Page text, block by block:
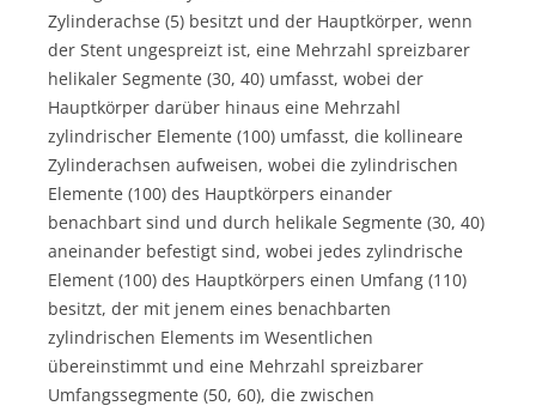
Zylinderachse (5) besitzt und der Hauptkörper, wenn
der Stent ungespreizt ist, eine Mehrzahl spreizbarer
helikaler Segmente (30, 40) umfasst, wobei der
Hauptkörper darüber hinaus eine Mehrzahl
zylindrischer Elemente (100) umfasst, die kollineare
Zylinderachsen aufweisen, wobei die zylindrischen
Elemente (100) des Hauptkörpers einander
benachbart sind und durch helikale Segmente (30, 40)
aneinander befestigt sind, wobei jedes zylindrische
Element (100) des Hauptkörpers einen Umfang (110)
besitzt, der mit jenem eines benachbarten
zylindrischen Elements im Wesentlichen
übereinstimmt und eine Mehrzahl spreizbarer
Umfangssegmente (50, 60), die zwischen